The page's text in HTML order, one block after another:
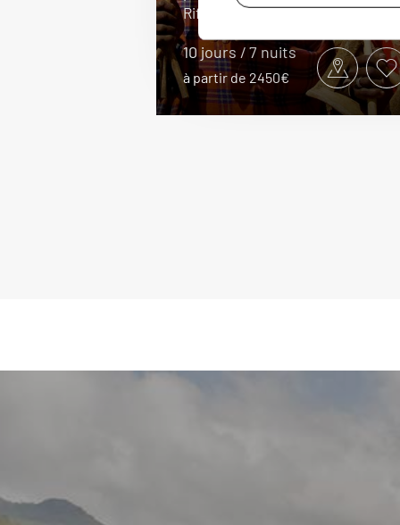
Rift.
10 jours / 7 nuits
à partir de 2450€